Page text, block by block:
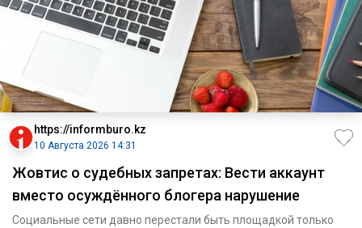
https://informburo.kz
10 Августа 2026 14:31
Жовтис о судебных запретах: Вести аккаунт
вместо осуждённого блогера нарушение
Социальные сети давно перестали быть площадкой только